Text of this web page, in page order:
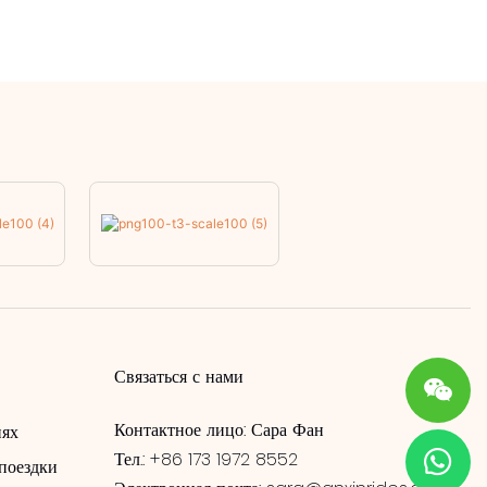
Связаться с нами
Контактное лицо: Сара Фан
Тел.: +86 173 1972 8552